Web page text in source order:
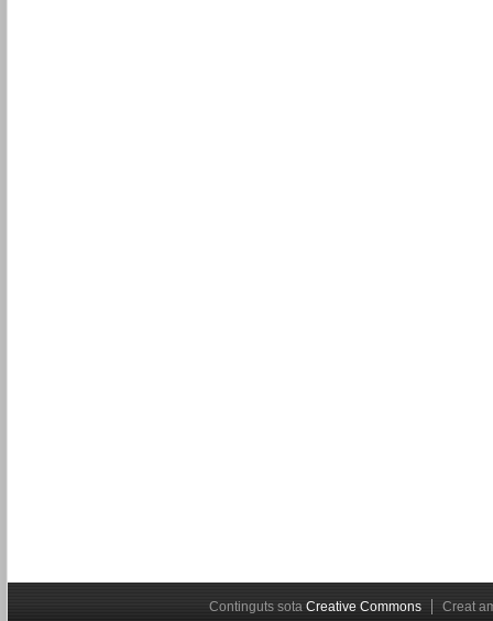
Continguts sota Creative Commons Creat